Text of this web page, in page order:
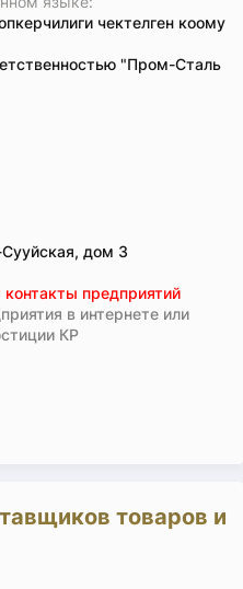
чектелген коому
"Пром-Сталь
дом 3
предприятий
в интернете или
КР
товаров и